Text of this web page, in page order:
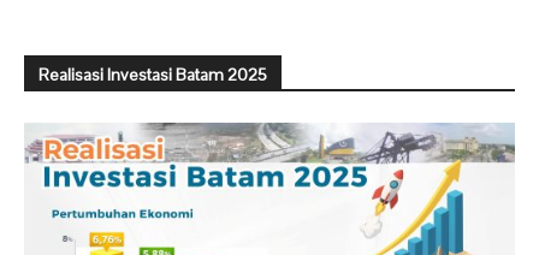
Realisasi Investasi Batam 2025